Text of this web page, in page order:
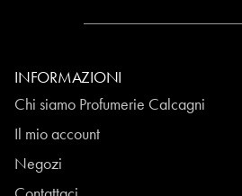
INFORMAZIONI
Chi siamo Profumerie Calcagni
Il mio account
Negozi